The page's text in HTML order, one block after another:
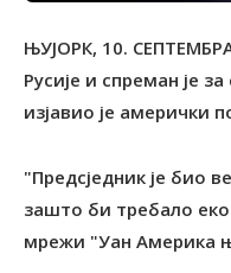
ЊУЈОРК, 10.
Русије и спреман је
изјавио је амерички
"Предсједник је био
зашто би требало
мрежи "Уан Америка